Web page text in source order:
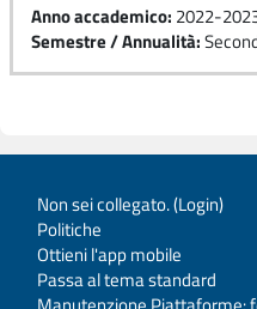
Anno accademico: 2022-
Semestre / Annualità:
Non sei collegato. (Login)
Politiche
Ottieni l'app mobile
Passa al tema standard